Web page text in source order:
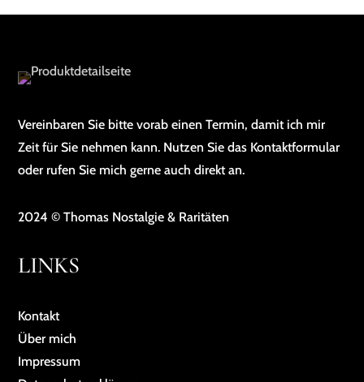
Vereinbaren Sie bitte vorab einen Termin, damit ich mir
Zeit für Sie nehmen kann. Nutzen Sie das Kontaktformular
oder rufen Sie mich gerne auch direkt an.
2024 © Thomas Nostalgie & Raritäten
LINKS
Kontakt
Über mich
Impressum